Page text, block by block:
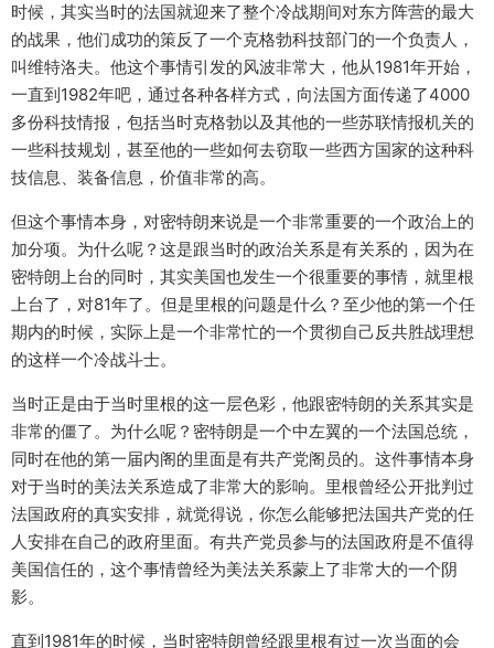
时候，其实当时的法国就迎来了整个冷战期间对东方阵营的最大
的战果，他们成功的策反了一个克格勃科技部门的一个负责人，
叫维特洛夫。他这个事情引发的风波非常大，他从1981年开始，
一直到1982年吧，通过各种各样方式，向法国方面传递了4000
多份科技情报，包括当时克格勃以及其他的一些苏联情报机关的
一些科技规划，甚至他的一些如何去窃取一些西方国家的这种科
技信息、装备信息，价值非常的高。
但这个事情本身，对密特朗来说是一个非常重要的一个政治上的
加分项。为什么呢？这是跟当时的政治关系是有关系的，因为在
密特朗上台的同时，其实美国也发生一个很重要的事情，就里根
上台了，对81年了。但是里根的问题是什么？至少他的第一个任
期内的时候，实际上是一个非常忙的一个贯彻自己反共胜战理想
的这样一个冷战斗士。
当时正是由于当时里根的这一层色彩，他跟密特朗的关系其实是
非常的僵了。为什么呢？密特朗是一个中左翼的一个法国总统，
同时在他的第一届内阁的里面是有共产党阁员的。这件事情本身
对于当时的美法关系造成了非常大的影响。里根曾经公开批判过
法国政府的真实安排，就觉得说，你怎么能够把法国共产党的任
人安排在自己的政府里面。有共产党员参与的法国政府是不值得
美国信任的，这个事情曾经为美法关系蒙上了非常大的一个阴
影。
直到1981年的时候，当时密特朗曾经跟里根有过一次当面的会